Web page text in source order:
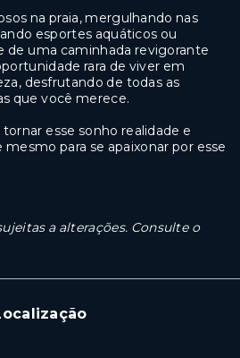
na praia, mergulhando nas
esportes aquáticos ou
uma caminhada revigorante
rara de viver em
desfrutando de todas as
que você merece.
esse sonho realidade e
para se apaixonar por esse
a alterações. Consulte o